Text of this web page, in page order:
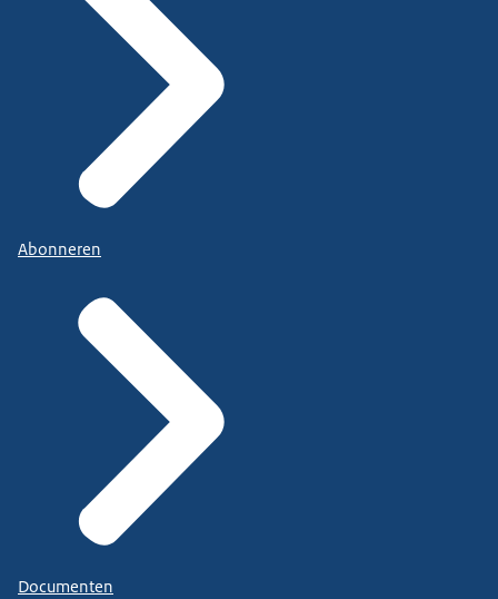
Abonneren
Documenten